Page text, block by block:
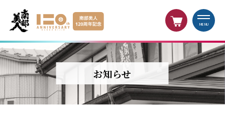
MENU
お知らせ